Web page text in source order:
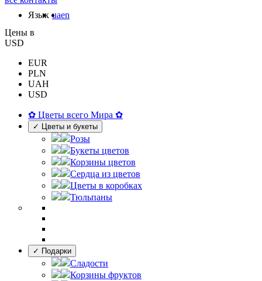
Язык uaen
Цены в
USD
EUR
PLN
UAH
USD
✿ Цветы всего Мира ✿
✓ Цветы и букеты
Розы
Букеты цветов
Корзины цветов
Сердца из цветов
Цветы в коробках
Тюльпаны
✓ Подарки
Сладости
Корзины фруктов